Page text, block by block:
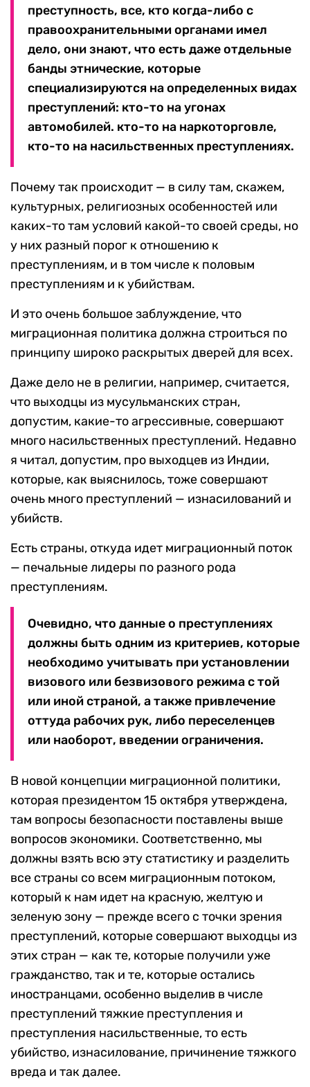
преступность, все, кто когда-либо с
правоохранительными органами имел
дело, они знают, что есть даже отдельные
банды этнические, которые
специализируются на определенных видах
преступлений: кто-то на угонах
автомобилей. кто-то на наркоторговле,
кто-то на насильственных преступлениях.
Почему так происходит — в силу там, скажем,
культурных, религиозных особенностей или
каких-то там условий какой-то своей среды, но
у них разный порог к отношению к
преступлениям, и в том числе к половым
преступлениям и к убийствам.
И это очень большое заблуждение, что
миграционная политика должна строиться по
принципу широко раскрытых дверей для всех.
Даже дело не в религии, например, считается,
что выходцы из мусульманских стран,
допустим, какие-то агрессивные, совершают
много насильственных преступлений. Недавно
я читал, допустим, про выходцев из Индии,
которые, как выяснилось, тоже совершают
очень много преступлений — изнасилований и
убийств.
Есть страны, откуда идет миграционный поток
— печальные лидеры по разного рода
преступлениям.
Очевидно, что данные о преступлениях
должны быть одним из критериев, которые
необходимо учитывать при установлении
визового или безвизового режима с той
или иной страной, а также привлечение
оттуда рабочих рук, либо переселенцев
или наоборот, введении ограничения.
В новой концепции миграционной политики,
которая президентом 15 октября утверждена,
там вопросы безопасности поставлены выше
вопросов экономики. Соответственно, мы
должны взять всю эту статистику и разделить
все страны со всем миграционным потоком,
который к нам идет на красную, желтую и
зеленую зону — прежде всего с точки зрения
преступлений, которые совершают выходцы из
этих стран — как те, которые получили уже
гражданство, так и те, которые остались
иностранцами, особенно выделив в числе
преступлений тяжкие преступления и
преступления насильственные, то есть
убийство, изнасилование, причинение тяжкого
вреда и так далее.